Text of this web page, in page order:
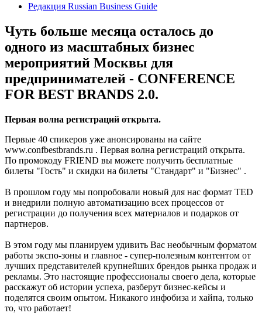
Редакция Russian Business Guide
Чуть больше месяца осталось до
одного из масштабных бизнес
мероприятий Москвы для
предпринимателей - CONFERENCE
FOR BEST BRANDS 2.0.
Первая волна регистраций открыта.
Первые 40 спикеров уже анонсированы на сайте
www.confbestbrands.ru . Первая волна регистраций открыта.
По промокоду FRIEND вы можете получить бесплатные
билеты "Гость" и скидки на билеты "Стандарт" и "Бизнес" .
В прошлом году мы попробовали новый для нас формат TED
и внедрили полную автоматизацию всех процессов от
регистрации до получения всех материалов и подарков от
партнеров.
В этом году мы планируем удивить Вас необычным форматом
работы экспо-зоны и главное - супер-полезным контентом от
лучших представителей крупнейших брендов рынка продаж и
рекламы. Это настоящие профессионалы своего дела, которые
расскажут об истории успеха, разберут бизнес-кейсы и
поделятся своим опытом. Никакого инфобиза и хайпа, только
то, что работает!